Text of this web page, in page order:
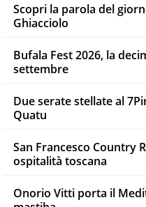
Scopri la parola del
Ghiacciolo
Bufala Fest 2026, la
settembre
Due serate stellate al
Quatu
San Francesco Country
ospitalità toscana
Onorio Vitti porta il